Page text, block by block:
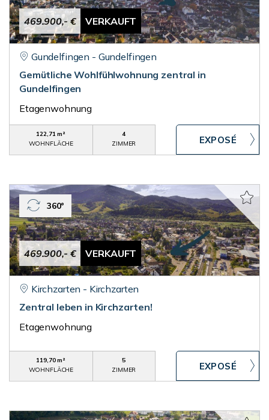
469.900,- € VERKAUFT
Gundelfingen - Gundelfingen
Gemütliche Wohlfühlwohnung zentral in
Gundelfingen
Etagenwohnung
122,71 m²
WOHNFLÄCHE
4
ZIMMER
469.900,- € VERKAUFT
360°
Kirchzarten - Kirchzarten
Zentral leben in Kirchzarten!
Etagenwohnung
119,70 m²
WOHNFLÄCHE
5
ZIMMER